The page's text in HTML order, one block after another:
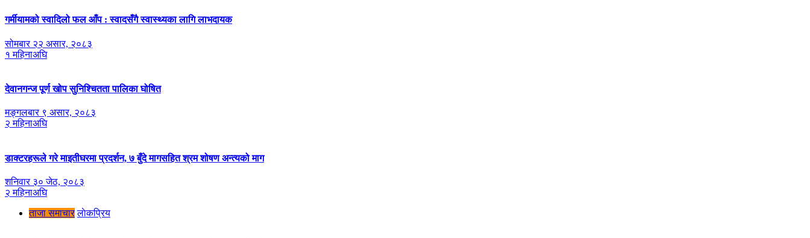
गर्मीयामको स्वादिलो फल आँप : स्वादसँगै स्वास्थ्यका लागि लाभदायक
सोमबार २२ असार, २०८३
१ महिनाअघि
देवानगन्ज पूर्ण खोप सुनिश्चितता पालिका घोषित
मङ्गलबार ९ असार, २०८३
२ महिनाअघि
डाक्टरहरूले गरे माइतीघरमा प्रदर्शन, ७ बुँदे मागसहित श्रम शोषण अन्त्यको माग
शनिवार ३० जेठ, २०८३
२ महिनाअघि
ताजा समाचार लाेकप्रिय